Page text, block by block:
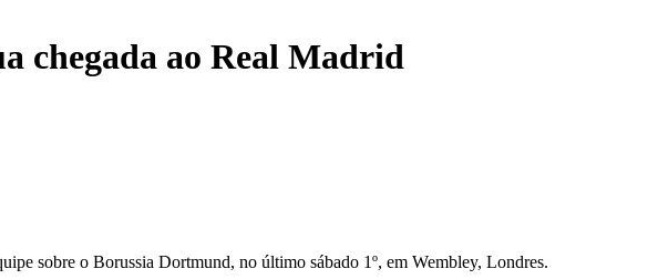
chegada ao Real Madrid
sobre o Borussia Dortmund, no último sábado 1º, em Wembley, Londres.